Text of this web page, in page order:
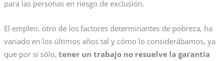
para las personas en riesgo de exclusión.
El empleo, otro de los factores determinantes de pobreza, ha
variado en los últimos años tal y cómo lo considerábamos, ya
que por sí sólo, tener un trabajo no resuelve la garantía